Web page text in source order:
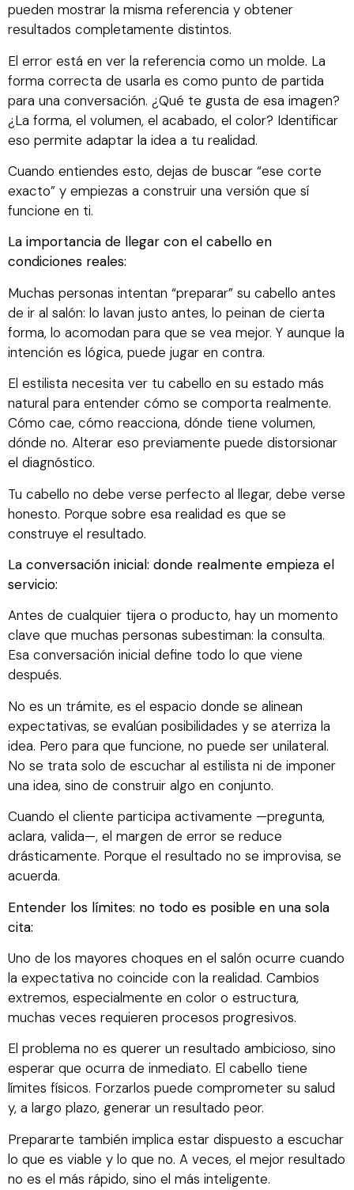
pueden mostrar la misma referencia y obtener
resultados completamente distintos.
El error está en ver la referencia como un molde. La
forma correcta de usarla es como punto de partida
para una conversación. ¿Qué te gusta de esa imagen?
¿La forma, el volumen, el acabado, el color? Identificar
eso permite adaptar la idea a tu realidad.
Cuando entiendes esto, dejas de buscar “ese corte
exacto” y empiezas a construir una versión que sí
funcione en ti.
La importancia de llegar con el cabello en
condiciones reales:
Muchas personas intentan “preparar” su cabello antes
de ir al salón: lo lavan justo antes, lo peinan de cierta
forma, lo acomodan para que se vea mejor. Y aunque la
intención es lógica, puede jugar en contra.
El estilista necesita ver tu cabello en su estado más
natural para entender cómo se comporta realmente.
Cómo cae, cómo reacciona, dónde tiene volumen,
dónde no. Alterar eso previamente puede distorsionar
el diagnóstico.
Tu cabello no debe verse perfecto al llegar, debe verse
honesto. Porque sobre esa realidad es que se
construye el resultado.
La conversación inicial: donde realmente empieza el
servicio:
Antes de cualquier tijera o producto, hay un momento
clave que muchas personas subestiman: la consulta.
Esa conversación inicial define todo lo que viene
después.
No es un trámite, es el espacio donde se alinean
expectativas, se evalúan posibilidades y se aterriza la
idea. Pero para que funcione, no puede ser unilateral.
No se trata solo de escuchar al estilista ni de imponer
una idea, sino de construir algo en conjunto.
Cuando el cliente participa activamente —pregunta,
aclara, valida—, el margen de error se reduce
drásticamente. Porque el resultado no se improvisa, se
acuerda.
Entender los límites: no todo es posible en una sola
cita:
Uno de los mayores choques en el salón ocurre cuando
la expectativa no coincide con la realidad. Cambios
extremos, especialmente en color o estructura,
muchas veces requieren procesos progresivos.
El problema no es querer un resultado ambicioso, sino
esperar que ocurra de inmediato. El cabello tiene
límites físicos. Forzarlos puede comprometer su salud
y, a largo plazo, generar un resultado peor.
Prepararte también implica estar dispuesto a escuchar
lo que es viable y lo que no. A veces, el mejor resultado
no es el más rápido, sino el más inteligente.